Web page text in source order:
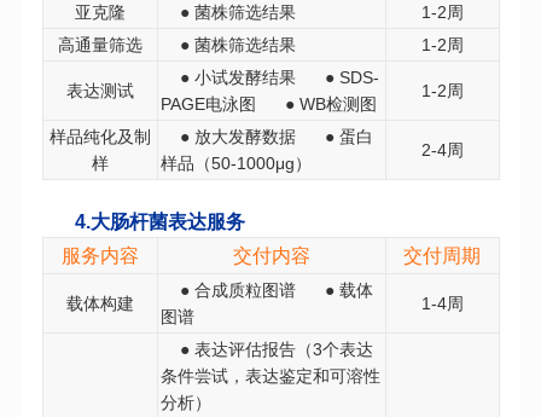
亚克隆 ● 菌株筛选结果
1-2周
高通量筛选
● 菌株筛选结果 1-2周
表达测试
● 小试发酵结果 ● SDS-
PAGE电泳图 ● WB检测图
1-2周
样品纯化及制
样
● 放大发酵数据 ● 蛋白
样品 （50-1000μg）
2-4周
4.大肠杆菌表达服务
服务内容
交付内容 交付周期
载体构建
● 合成质粒图谱 ● 载体
图谱
1-4周
● 表达评估报告（3个表达
条件尝试，表达鉴定和可溶性
分析）